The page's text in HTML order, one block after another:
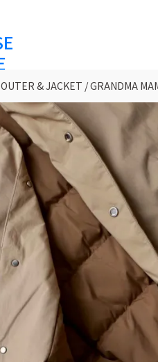
OUTER & JACKET GRANDMA